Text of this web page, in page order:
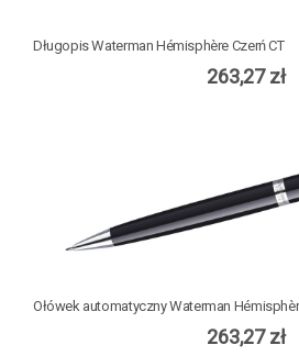
Długopis Waterman Hémisphère Czerń CT
263,27 zł
Ołówek automatyczny Waterman
263,27 zł